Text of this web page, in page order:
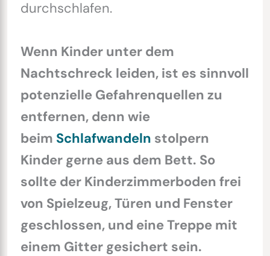
durchschlafen.
Wenn Kinder unter dem
Nachtschreck leiden, ist es sinnvoll
potenzielle Gefahrenquellen zu
entfernen, denn wie
beim Schlafwandeln stolpern
Kinder gerne aus dem Bett. So
sollte der Kinderzimmerboden frei
von Spielzeug, Türen und Fenster
geschlossen, und eine Treppe mit
einem Gitter gesichert sein.